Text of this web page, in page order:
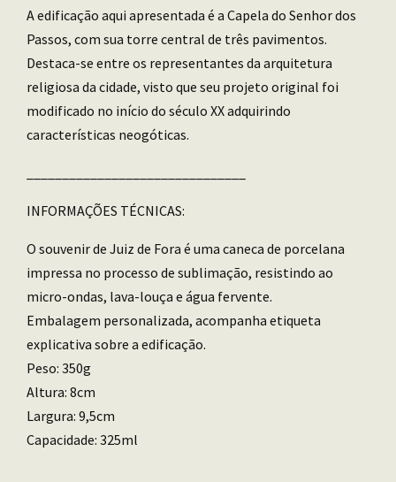
A edificação aqui apresentada é a Capela do Senhor dos
Passos, com sua torre central de três pavimentos.
Destaca-se entre os representantes da arquitetura
religiosa da cidade, visto que seu projeto original foi
modificado no início do século XX adquirindo
características neogóticas.
INFORMAÇÕES TÉCNICAS:
O souvenir de Juiz de Fora é uma caneca de porcelana
impressa no processo de sublimação, resistindo ao
micro-ondas, lava-louça e água fervente.
Embalagem personalizada, acompanha etiqueta
explicativa sobre a edificação.
Peso: 350g
Altura: 8cm
Largura: 9,5cm
Capacidade: 325ml